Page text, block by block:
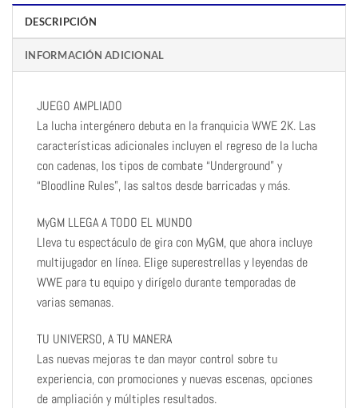
DESCRIPCIÓN
INFORMACIÓN ADICIONAL
JUEGO AMPLIADO
La lucha intergénero debuta en la franquicia WWE 2K. Las
características adicionales incluyen el regreso de la lucha
con cadenas, los tipos de combate “Underground” y
“Bloodline Rules”, las saltos desde barricadas y más.
MyGM LLEGA A TODO EL MUNDO
Lleva tu espectáculo de gira con MyGM, que ahora incluye
multijugador en línea. Elige superestrellas y leyendas de
WWE para tu equipo y dirígelo durante temporadas de
varias semanas.
TU UNIVERSO, A TU MANERA
Las nuevas mejoras te dan mayor control sobre tu
experiencia, con promociones y nuevas escenas, opciones
de ampliación y múltiples resultados.